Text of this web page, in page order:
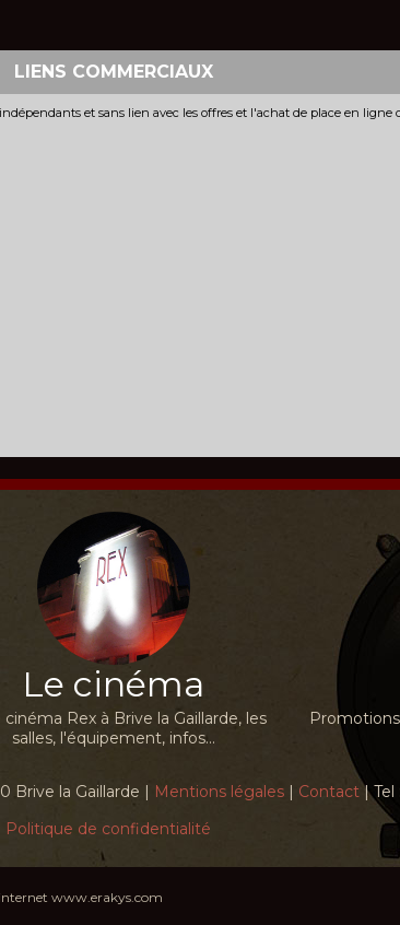
LIENS COMMERCIAUX
et sans lien avec les offres et l'achat de place en ligne
Le cinéma
cinéma Rex à Brive la Gaillarde, les
salles, l'équipement, infos...
Brive la Gaillarde | Mentions légales| Contact| Tel :
Politique de confidentialité
www.erakys.com